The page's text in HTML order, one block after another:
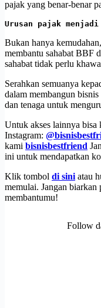
pajak yang benar-benar
Urusan pajak menjadi
Bukan hanya kemudahan,
membantu sahabat BBF
sahabat tidak perlu
Serahkan semuanya
dalam membangun
dan tenaga untuk
Untuk akses lainnya
Instagram:
kami bisnisbestfriend
ini untuk mendapatkan
Klik tombol di sini atau
memulai. Jangan
membantumu!
Follow